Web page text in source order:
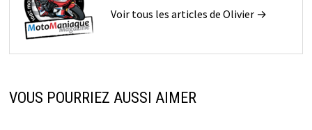
du
Voir tous les articles de Olivier →
VOUS POURRIEZ AUSSI AIMER